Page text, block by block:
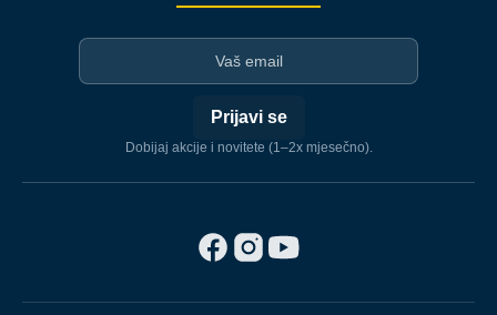
Prijavi se
Dobijaj akcije i novitete (1–2x mjesečno).